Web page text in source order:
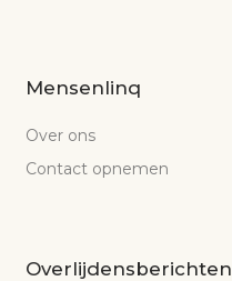
Mensenlinq
Over ons
Contact opnemen
Overlijdensberichten